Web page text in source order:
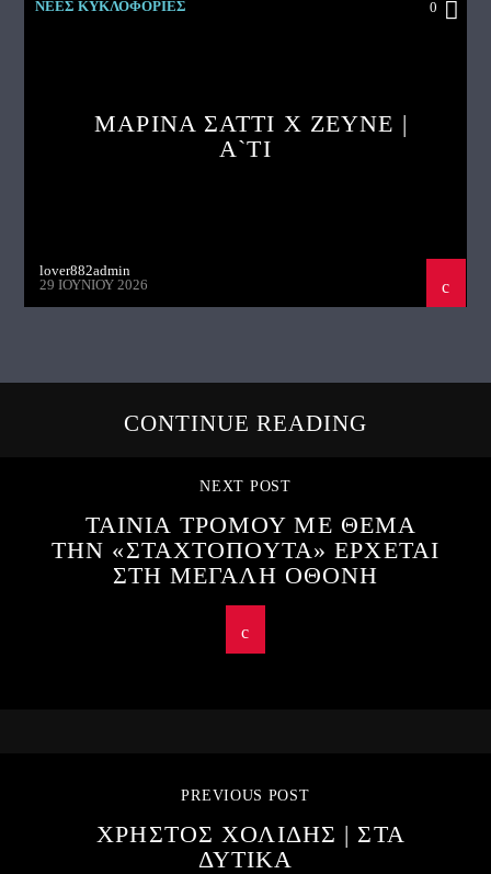
ΝΕΕΣ ΚΥΚΛΟΦΟΡΙΕΣ 0
ΜΑΡΙΝΑ ΣΑΤΤΙ X ZEYNE |
A`TI
lover882admin
29 ΙΟΥΝΊΟΥ 2026
CONTINUE READING
NEXT POST
ΤΑΙΝΙΑ ΤΡΟΜΟΥ ΜΕ ΘΕΜΑ
ΤΗΝ «ΣΤΑΧΤΟΠΟΥΤΑ» ΕΡΧΕΤΑΙ
ΣΤΗ ΜΕΓΑΛΗ ΟΘΟΝΗ
PREVIOUS POST
ΧΡΗΣΤΟΣ ΧΟΛΙΔΗΣ | ΣΤΑ
ΔΥΤΙΚΑ